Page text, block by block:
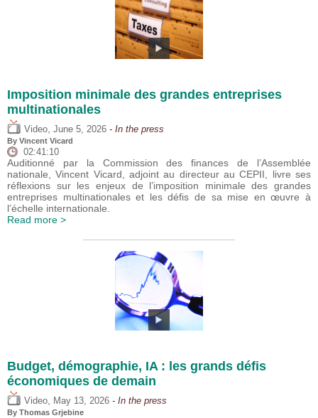
Imposition minimale des grandes entreprises
multinationales
Video, June 5, 2026 - In the press
By Vincent Vicard
02:41:10
Auditionné par la Commission des finances de l’Assemblée
nationale, Vincent Vicard, adjoint au directeur au CEPII, livre ses
réflexions sur les enjeux de l’imposition minimale des grandes
entreprises multinationales et les défis de sa mise en œuvre à
l’échelle internationale.
Read more >
Budget, démographie, IA : les grands défis
économiques de demain
Video May 13, 2026 - In the press
By Thomas Grjebine